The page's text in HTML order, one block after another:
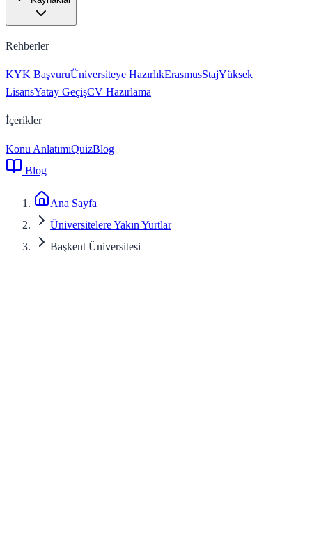
Rehberler
KYK BaşvuruÜniversiteye HazırlıkErasmusStajYüksek
LisansYatay GeçişCV Hazırlama
İçerikler
Konu AnlatımıQuizBlog
Blog
Ana Sayfa
Üniversitelere Yakın Yurtlar
Başkent Üniversitesi